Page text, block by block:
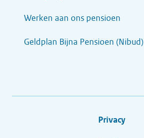
Werken aan ons pensioen
Geldplan Bijna Pensioen (Nibud)
Privacy